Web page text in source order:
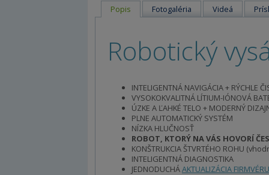
Popis Fotogaléria Videá
Robotický
INTELIGENTNÁ NAVIGÁCIA + RÝCHLE
VYSOKOKVALITNÁ LÍTIUM-IÓNOVÁ
ÚZKE A ĽAHKÉ TELO + MODERNÝ
PLNE AUTOMATICKÝ SYSTÉM
NÍZKA HLUČNOSŤ
ROBOT, KTORÝ NA VÁS HOVORÍ
KONŠTRUKCIA ŠTVRTÉHO ROHU
INTELIGENTNÁ DIAGNOSTIKA
JEDNODUCHÁAKTUALIZÁCIA FIRMVÉRU